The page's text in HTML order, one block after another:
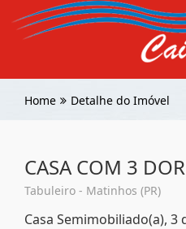
Home Detalhe do Imóvel
CASA COM 3
Tabuleiro - Matinhos (PR)
Casa Semimobiliado(a),